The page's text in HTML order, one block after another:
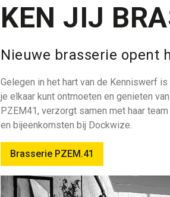
KEN JIJ
Nieuwe brasserie opent
Gelegen in het hart van de Kenniswerf
je elkaar kunt ontmoeten en genieten
PZEM41, verzorgt samen met haar
en bijeenkomsten bij Dockwize.
Brasserie PZEM.41